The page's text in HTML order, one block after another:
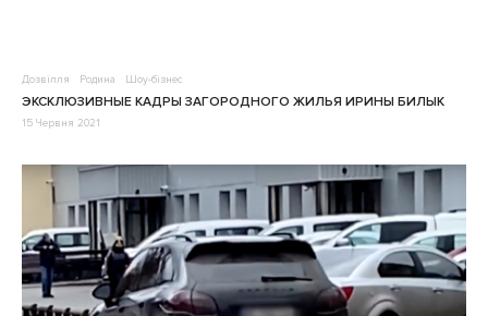
Дозвілля Родина Шоу-бізнес
ЭКСКЛЮЗИВНЫЕ КАДРЫ ЗАГОРОДНОГО ЖИЛЬЯ ИРИНЫ БИЛЫК
15 Червня 2021